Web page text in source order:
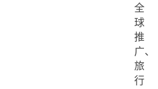
全
球
推
广、
旅
行